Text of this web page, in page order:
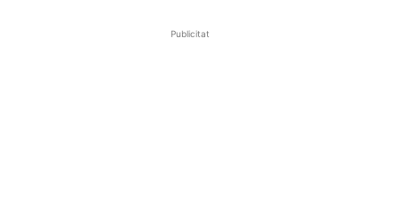
Publicitat